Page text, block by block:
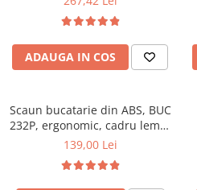
Top saltele 5 cm
Top saltele 10 cm
Top saltele memory 5 cm
Saltele ieftine
Saltele cu plasa de arcuri
Scaune pentru vizitatori
Mobilier bucatarie
Scaune pentru bucatarie
Mobila bucatarie
Seturi mese si scaune bucatarie
Mobilier hol
ADAUGA IN COS
Scaun bucatarie din ABS, BUC
232P, ergonomic, cadru lemn,
100 kg
139,00 Lei